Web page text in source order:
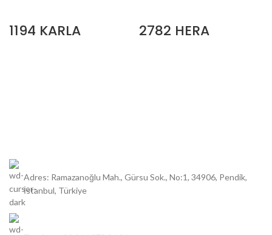
1194 KARLA 2782 HERA
Adres: Ramazanoğlu Mah., Gürsu Sok., No:1, 34906, Pendik,
İstanbul, Türkiye